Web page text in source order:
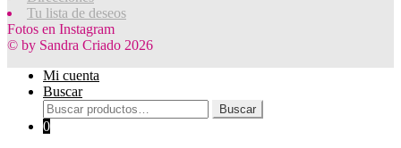
Tu lista de deseos
Fotos en Instagram
© by Sandra Criado 2026
Mi cuenta
Buscar
Buscar
por:
Buscar
0